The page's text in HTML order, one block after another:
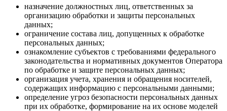
назначение должностных лиц, ответственных за
организацию обработки и защиты персональных
данных;
ограничение состава лиц, допущенных к обработке
персональных данных;
ознакомление субъектов с требованиями федерального
законодательства и нормативных документов Оператора
по обработке и защите персональных данных;
организация учета, хранения и обращения носителей,
содержащих информацию с персональными данными;
определение угроз безопасности персональных данных
при их обработке, формирование на их основе моделей